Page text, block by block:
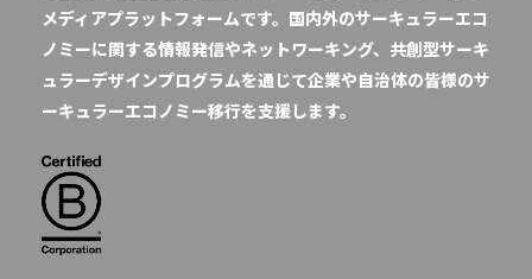
メディアプラットフォームです。国内外のサーキュラーエコ
ノミーに関する情報発信やネットワーキング、共創型サーキ
ュラーデザインプログラムを通じて企業や自治体の皆様のサ
ーキュラーエコノミー移行を支援します。